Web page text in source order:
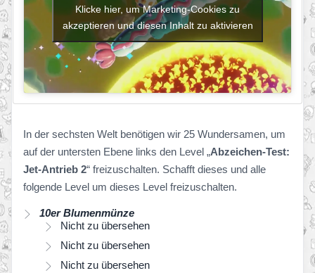
Klicke hier, um Marketing-Cookies zu
akzeptieren und diesen Inhalt zu aktivieren
In der sechsten Welt benötigen wir 25 Wundersamen, um
auf der untersten Ebene links den Level „Abzeichen-Test:
Jet-Antrieb 2“ freizuschalten. Schafft dieses und alle
folgende Level um dieses Level freizuschalten.
10er Blumenmünze
Nicht zu übersehen
Nicht zu übersehen
Nicht zu übersehen